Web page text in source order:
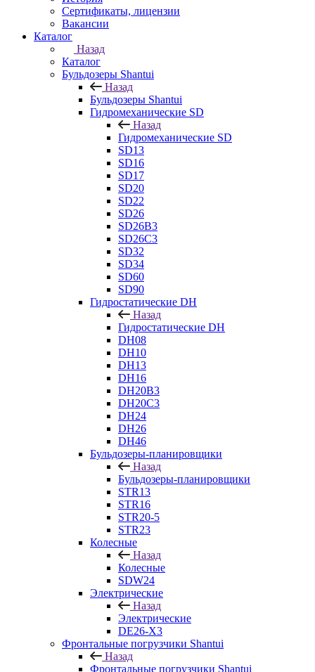
Сертификаты, лицензии
Вакансии
Каталог
Назад
Каталог
Бульдозеры Shantui
Назад
Бульдозеры Shantui
Гидромеханические SD
Назад
Гидромеханические SD
SD13
SD16
SD17
SD20
SD22
SD26
SD26B3
SD26C3
SD32
SD34
SD60
SD90
Гидростатические DH
Назад
Гидростатические DH
DH08
DH10
DH13
DH16
DH20B3
DH20C3
DH24
DH26
DH46
Бульдозеры-планировщики
Назад
Бульдозеры-планировщики
STR13
STR16
STR20-5
STR23
Колесные
Назад
Колесные
SDW24
Электрические
Назад
Электрические
DE26-X3
Фронтальные погрузчики Shantui
Назад
Фронтальные погрузчики Shantui